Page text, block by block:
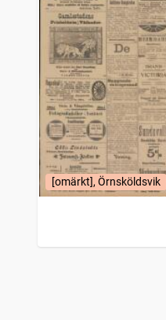
[omärkt], Örnsköldsvik